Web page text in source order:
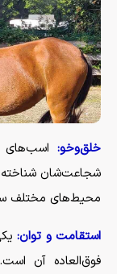
خلق‌وخو: اسب‌های
شجاعت‌شان شناخته
محیط‌های مختلف
استقامت و توان:
فوق‌العاده آن